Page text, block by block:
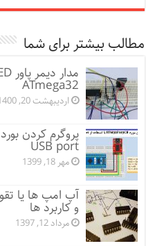
مطالب بیشتر برای شما
ATmega32
اردیبهشت 20, 1400
USB port
مهر 18, 1399
آپ امپ ها یا
و کاربرد ها
مرداد 12, 1397